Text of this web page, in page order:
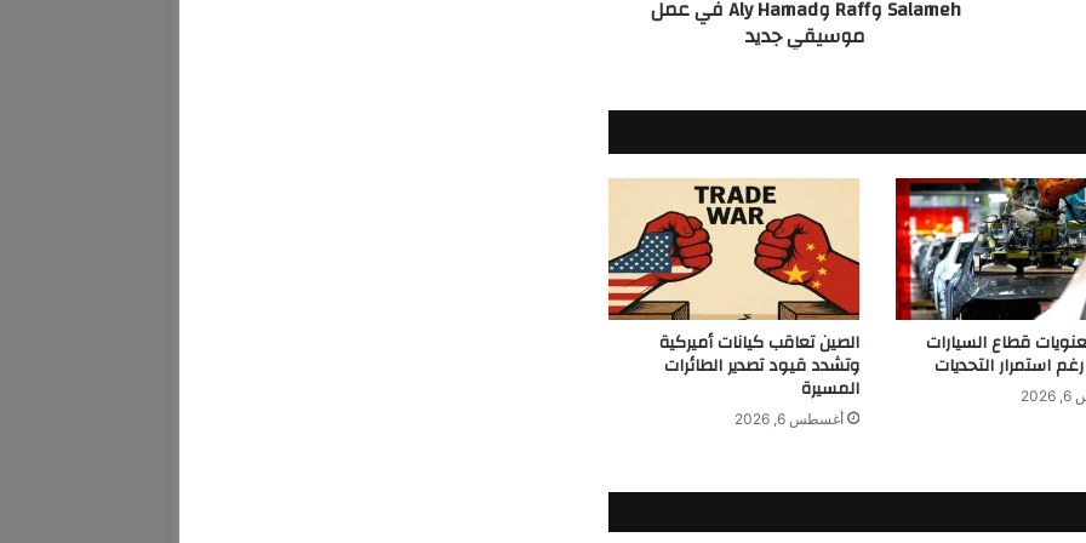
ن
ن
ي
ي
ج
م
ع
S
t
e
l
Salameh وRaff وAly Hamad في عمل
موسيقي جديد
قطاع السيارات
استمرار التحديات
الصين تعاقب كيانات أميركية
وتشدد قيود تصدير الطائرات
المسيرة
أغسطس 6, 2026